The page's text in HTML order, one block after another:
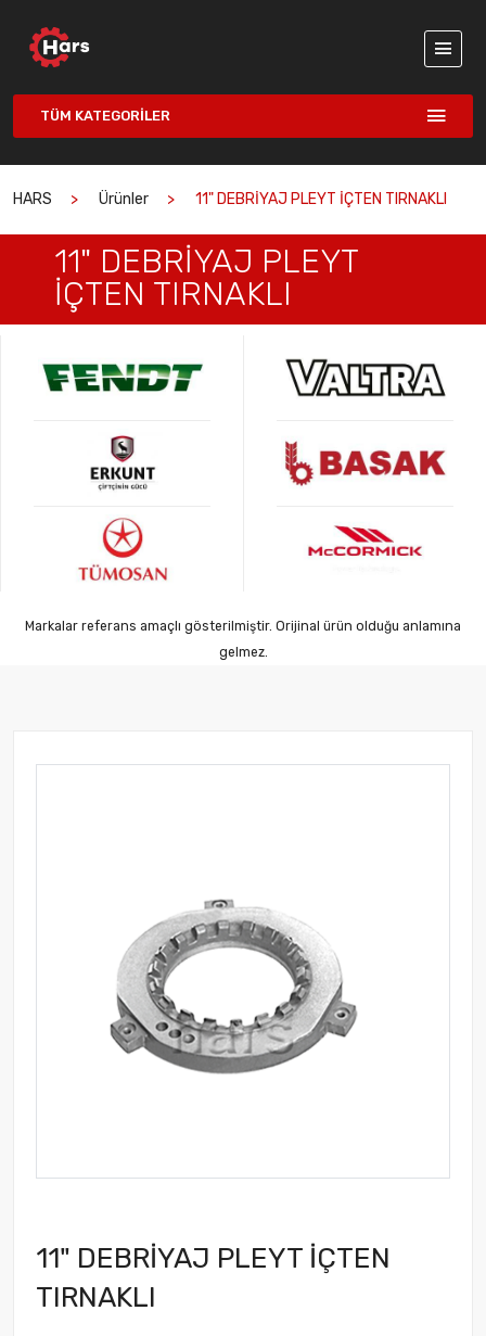
TÜM KATEGORILER
HARS Ürünler 11" DEBRİYAJ PLEYT İÇTEN TIRNAKLI
11" DEBRİYAJ PLEYT
İÇTEN TIRNAKLI
Markalar referans amaçlı gösterilmiştir. Orijinal ürün olduğu anlamına
gelmez.
11" DEBRİYAJ PLEYT İÇTEN
TIRNAKLI